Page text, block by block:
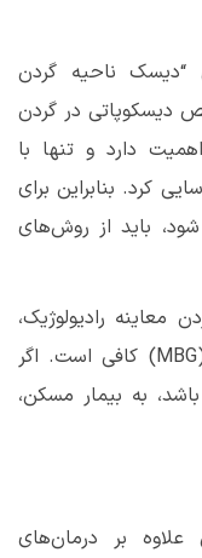
ناحیه گردن
دیسکوپاتی در گردن
دارد و تنها با
کرد. بنابراین برای
شود، باید از روش‌های
معاینه رادیولوژیک،
MBG) کافی است. اگر
به بیمار مسکن،
بر درمان‌های